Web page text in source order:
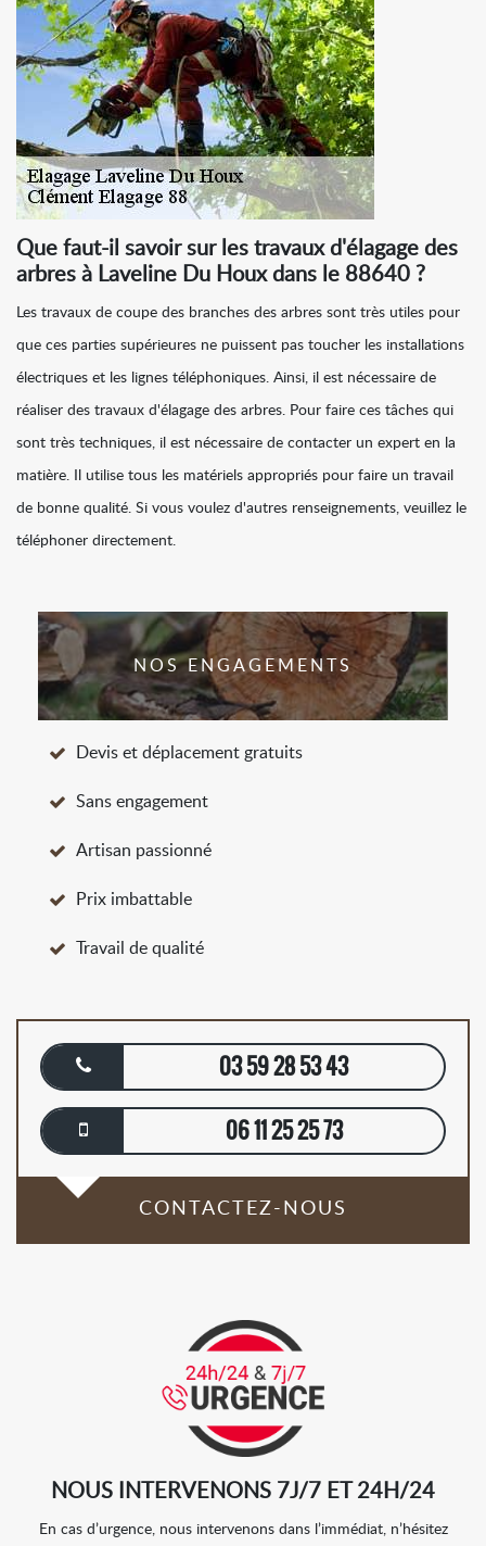
Que faut-il savoir sur les travaux d'élagage des
arbres à Laveline Du Houx dans le 88640 ?
Les travaux de coupe des branches des arbres sont très utiles pour
que ces parties supérieures ne puissent pas toucher les installations
électriques et les lignes téléphoniques. Ainsi, il est nécessaire de
réaliser des travaux d'élagage des arbres. Pour faire ces tâches qui
sont très techniques, il est nécessaire de contacter un expert en la
matière. Il utilise tous les matériels appropriés pour faire un travail
de bonne qualité. Si vous voulez d'autres renseignements, veuillez le
téléphoner directement.
NOS ENGAGEMENTS
Devis et déplacement gratuits
Sans engagement
Artisan passionné
Prix imbattable
Travail de qualité
03 59 28 53 43
06 11 25 25 73
CONTACTEZ-NOUS
NOUS INTERVENONS 7J/7 ET 24H/24
En cas d’urgence, nous intervenons dans l’immédiat, n’hésitez